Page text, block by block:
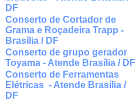
DF
Conserto de Cortador de
Grama e Roçadeira Trapp -
Brasília / DF
Conserto de grupo gerador
Toyama - Atende Brasília / DF
Conserto de Ferramentas
Elétricas - Atende Brasília /
DF